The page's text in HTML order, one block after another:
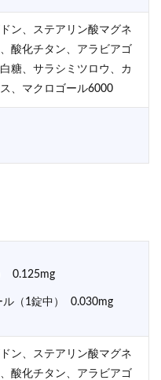
ン、ステアリン酸マグネ
酸化チタン、アラビアゴ
糖、サラシミツロウ、カ
、マクロゴール6000
0.125mg
ル（1錠中） 0.030mg
ン、ステアリン酸マグネ
酸化チタン、アラビアゴ